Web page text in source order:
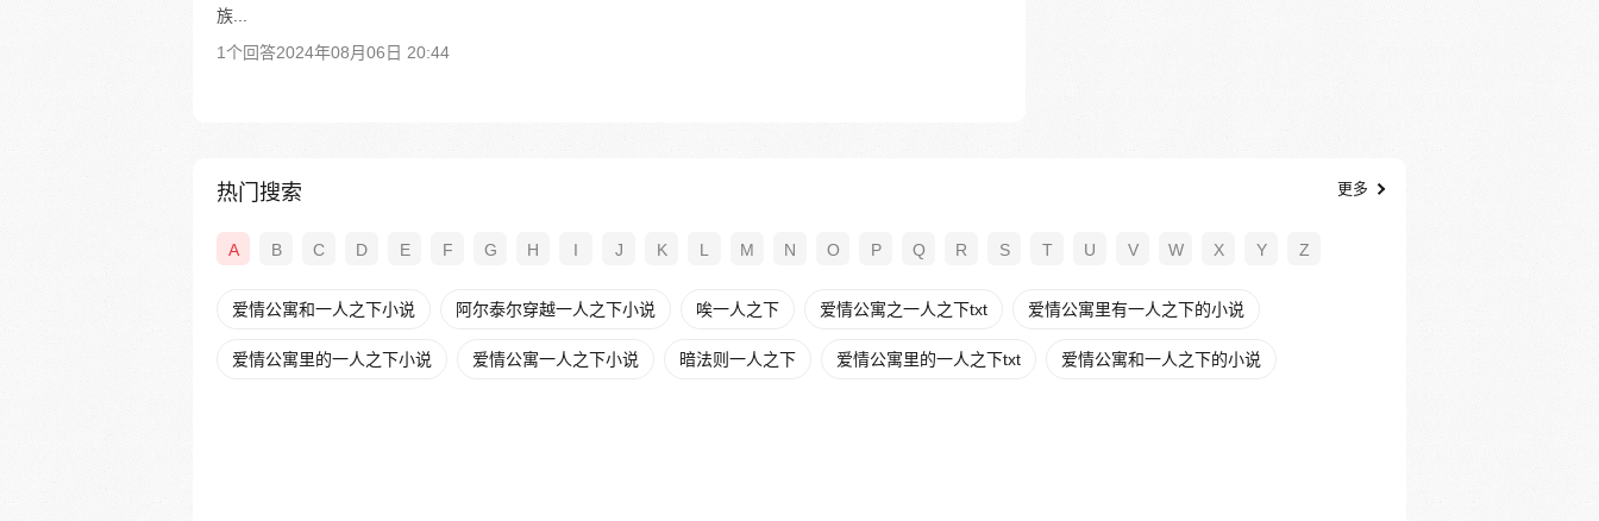
族...
1个回答2024年08月06日 20:44
热门搜索 更多
A B C D E F G H I J K L M N O P Q R S T U V W X Y Z
爱情公寓和一人之下小说 阿尔泰尔穿越一人之下小说 唉一人之下 爱情公寓之一人之下txt 爱情公寓里有一人之下的小说
爱情公寓里的一人之下小说 爱情公寓一人之下小说 暗法则一人之下 爱情公寓里的一人之下txt 爱情公寓和一人之下的小说